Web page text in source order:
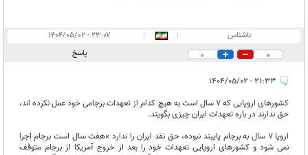
ناشناس |
|
۲۳:۰۷ - ۱۴۰۴/۰۵/۰۲
0
0 پاسخ
کشورهای اروپایی که 7 سال است به هیچ کدام از تعهدات برجامی خود عمل نکرده اند،
حق ندارند در باره تعهدات ایران چیزی بگویند.
اروپا ۷ سال به برجام پایبند نبوده، حق‌ نقد ایران را ندارد »هفت سال است برجام اجرا
نمی شود و کشورهای اروپایی تعهدات خود را بعد از خروج آمریکا از برجام متوقف